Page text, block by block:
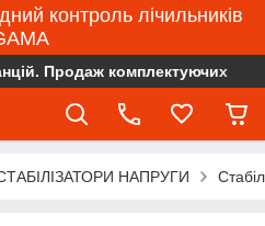
контроль лічильників
Продаж комплектуючих
НАПРУГИ